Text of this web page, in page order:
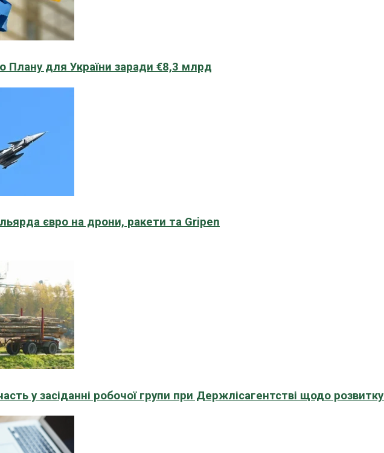
Плану для України заради €8,3 млрд
євро на дрони, ракети та Gripen
у засіданні робочої групи при Держлісагентстві щодо